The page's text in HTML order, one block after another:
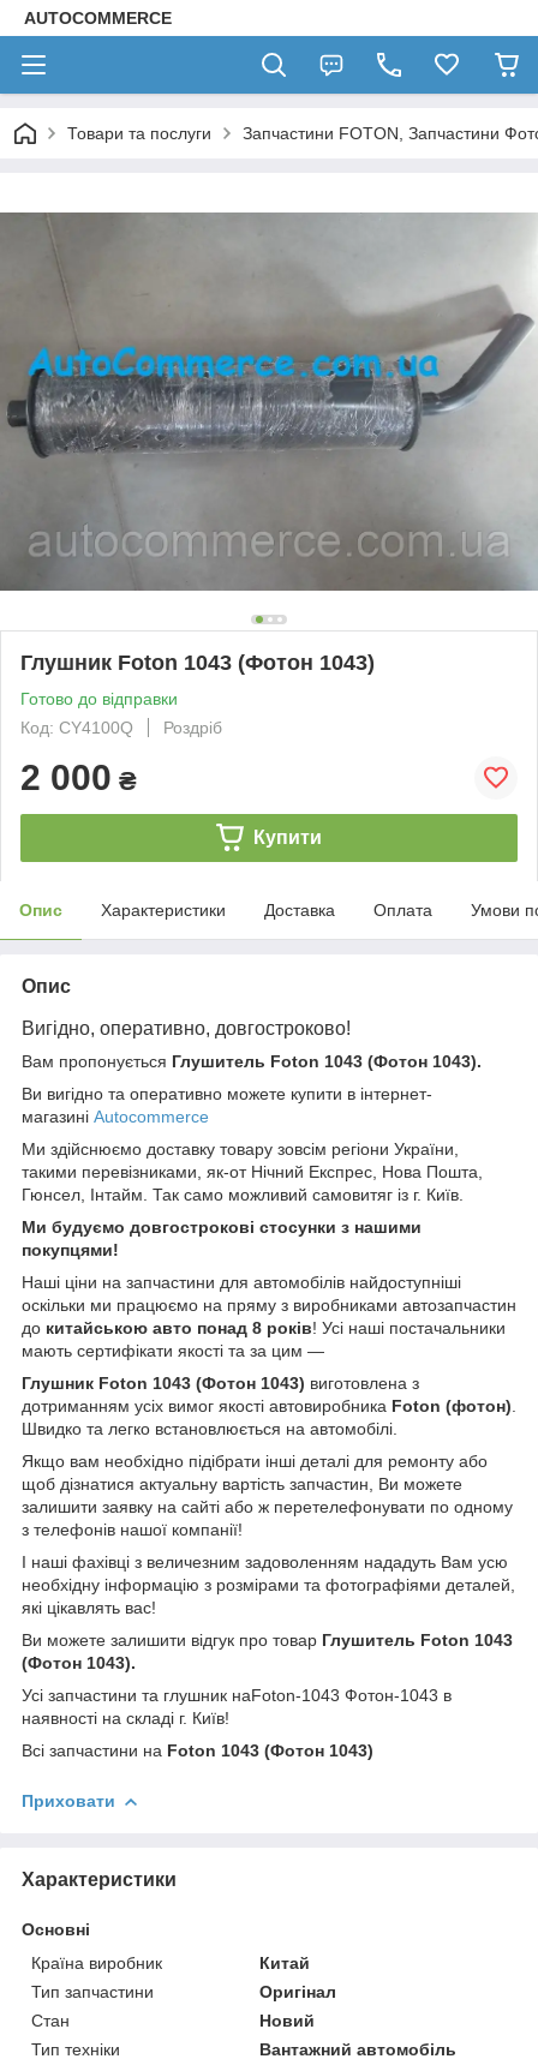
AUTOCOMMERCE
Товари та послуги Запчастини FOTON, Запчастини
Глушник Foton 1043 (Фотон 1043)
Готово до відправки
Код: CY4100Q
Роздріб
2 000 ₴
Купити
Опис Характеристики Доставка Оплата Умови
Опис
Вигідно, оперативно, довгостроково!
Вам пропонується Глушитель Foton 1043 (Фотон 1043).
Ви вигідно та оперативно можете купити в інтернет-
магазині Autocommerce
Ми здійснюємо доставку товару зовсім регіони України,
такими перевізниками, як-от Нічний Експрес, Нова Пошта,
Гюнсел, Інтайм. Так само можливий самовитяг із г. Київ.
Ми будуємо довгострокові стосунки з нашими
покупцями!
Наші ціни на запчастини для автомобілів найдоступніші
оскільки ми працюємо на пряму з виробниками автозапчастин
до китайською авто понад 8 років! Усі наші постачальники
мають сертифікати якості та за цим —
Глушник Foton 1043 (Фотон 1043) виготовлена з
дотриманням усіх вимог якості автовиробника Foton (фотон)
Швидко та легко встановлюється на автомобілі.
Якщо вам необхідно підібрати інші деталі для ремонту або
щоб дізнатися актуальну вартість запчастин, Ви можете
залишити заявку на сайті або ж перетелефонувати по одному
з телефонів нашої компанії!
І наші фахівці з величезним задоволенням нададуть Вам усю
необхідну інформацію з розмірами та фотографіями деталей,
які цікавлять вас!
Ви можете залишити відгук про товар Глушитель Foton 1043
(Фотон 1043).
Усі запчастини та глушник наFoton-1043 Фотон-1043 в
наявності на складі г. Київ!
Всі запчастини на Foton 1043 (Фотон 1043)
Приховати
Характеристики
Основні
Країна виробник
Китай
Тип запчастини
Оригінал
Стан
Новий
Тип техніки
Вантажний автомобіль